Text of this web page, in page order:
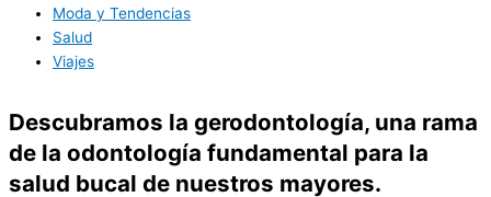
Moda y Tendencias
Salud
Viajes
Descubramos la gerodontología, una rama
de la odontología fundamental para la
salud bucal de nuestros mayores.